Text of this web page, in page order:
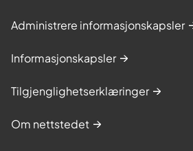
Administrere informasjonskapsler
Informasjonskapsler
Tilgjenglighetserklæringer
Om nettstedet